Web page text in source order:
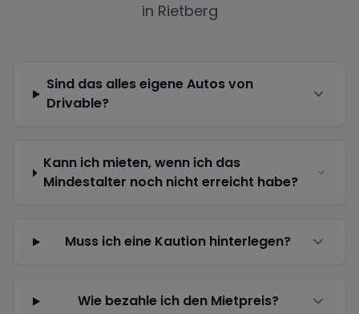
in Rietberg
Sind das alles eigene Autos von
Drivable?
Kann ich mieten, wenn ich das
Mindestalter noch nicht erreicht habe?
Muss ich eine Kaution hinterlegen?
Wie bezahle ich den Mietpreis?